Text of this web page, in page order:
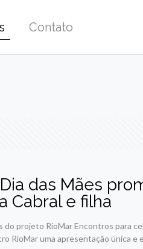
Contato
das Mães
Cabral e filha
do projeto RioMar Encontros para
RioMar uma apresentação única e